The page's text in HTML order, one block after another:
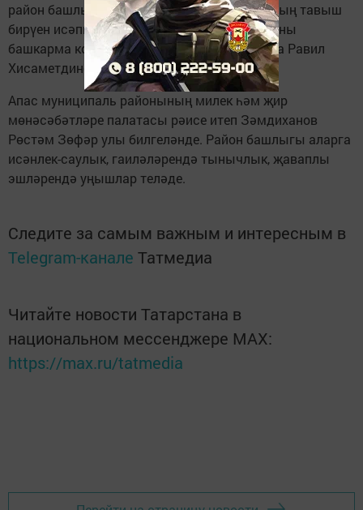
район башлыгы тәкъдиме һәм депутатларның тавыш
бирүен исәпкә алып, Апас муниципаль районы
башкарма комитеты җитәкчесе вазифасына Равил
Хисаметдинов сайланды.
Апас муниципаль районының милек һәм җир
мөнәсәбәтләре палатасы рәисе итеп Зәмдиханов
Рөстәм Зөфәр улы билгеләнде. Район башлыгы аларга
исәнлек-саулык, гаиләләрендә тынычлык, җаваплы
эшләрендә уңышлар теләде.
Следите за самым важным и интересным в
Telegram-канале Татмедиа
Читайте новости Татарстана в
национальном мессенджере MАХ:
https://max.ru/tatmedia